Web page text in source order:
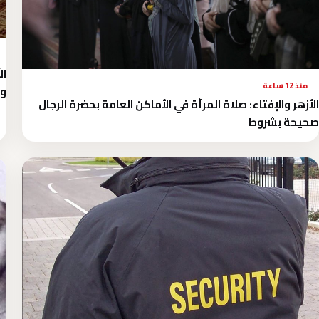
منذ 12 ساعة
الأزهر والإفتاء: صلاة المرأة في الأماكن العامة بحضرة الرجال
صحيحة بشروط